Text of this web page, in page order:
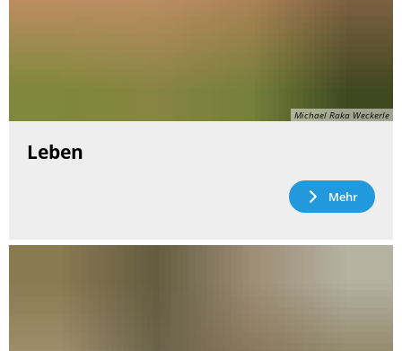
Michael Raka Weckerle
Leben
Mehr